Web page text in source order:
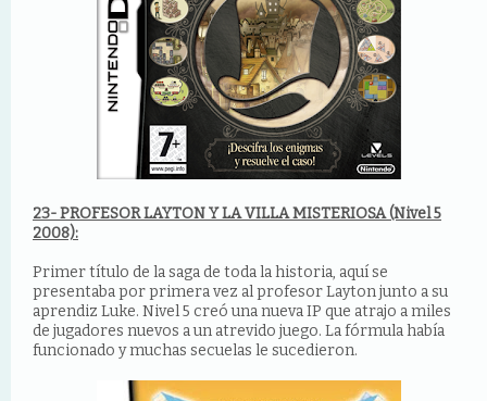
23- PROFESOR LAYTON Y LA VILLA MISTERIOSA (Nivel 5
2008):
Primer título de la saga de toda la historia, aquí se
presentaba por primera vez al profesor Layton junto a su
aprendiz Luke. Nivel 5 creó una nueva IP que atrajo a miles
de jugadores nuevos a un atrevido juego. La fórmula había
funcionado y muchas secuelas le sucedieron.